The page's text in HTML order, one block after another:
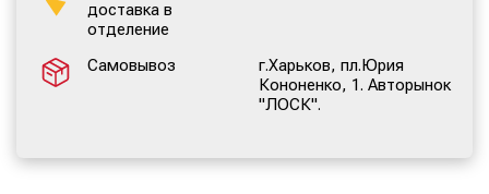
доставка в
отделение
Самовывоз
г.Харьков, пл.Юрия
Кононенко, 1. Авторынок
"ЛОСК".